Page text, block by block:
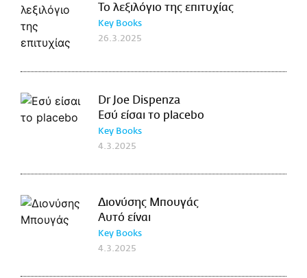
Το λεξιλόγιο της επιτυχίας
Key Books
26.3.2025
Dr Joe Dispenza
Εσύ είσαι το placebo
Key Books
4.3.2025
Διονύσης Μπουγάς
Αυτό είναι
Key Books
4.3.2025